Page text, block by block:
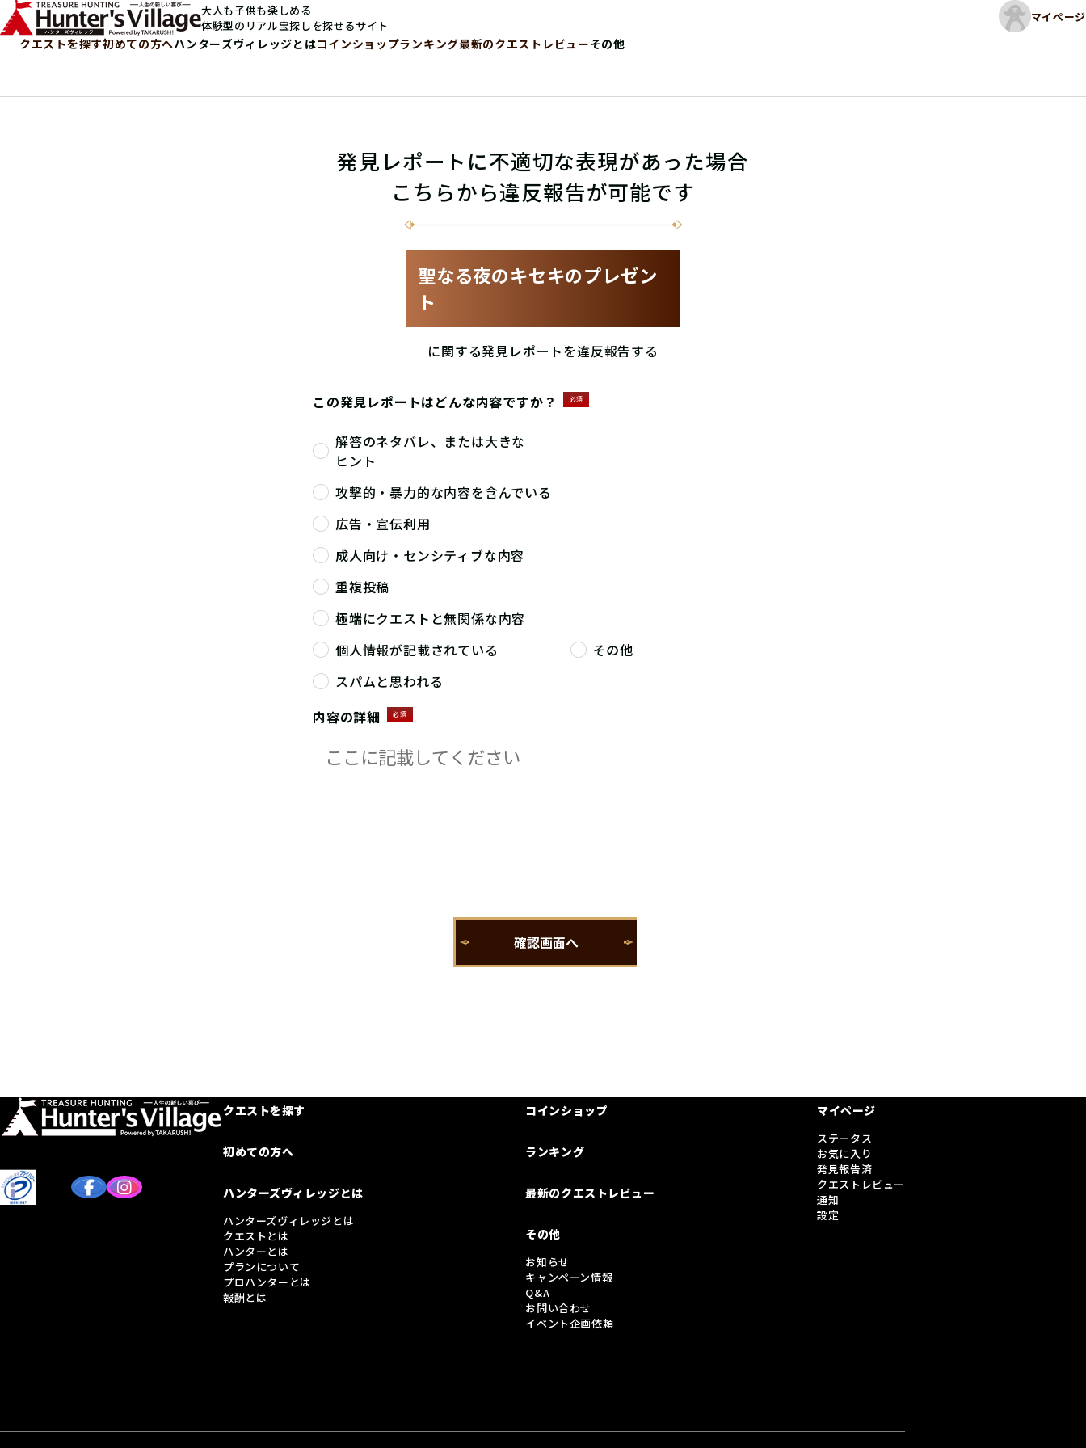
大人も子供も楽しめる
体験型のリアル宝探しを探せるサイト
マイページ
クエストを探す初めての方へハンターズヴィレッジとはコインショップランキング最新のクエストレビューその他
発見レポートに不適切な表現があった場合
こちらから違反報告が可能です
聖なる夜のキセキのプレゼン
ト
に関する発見レポートを違反報告する
この発見レポートはどんな内容ですか？ 必須
解答のネタバレ、または大きな
ヒント
攻撃的・暴力的な内容を含んでいる
広告・宣伝利用
成人向け・センシティブな内容
重複投稿
極端にクエストと無関係な内容
個人情報が記載されている
その他
スパムと思われる
内容の詳細
必須
クエストを探す
初めての方へ
ハンターズヴィレッジとは
ハンターズヴィレッジとは
クエストとは
ハンターとは
プランについて
プロハンターとは
報酬とは
コインショップ
ランキング
最新のクエストレビュー
その他
お知らせ
キャンペーン情報
Q&A
お問い合わせ
イベント企画依頼
マイページ
ステータス
お気に入り
発見報告済
クエストレビュー
通知
設定